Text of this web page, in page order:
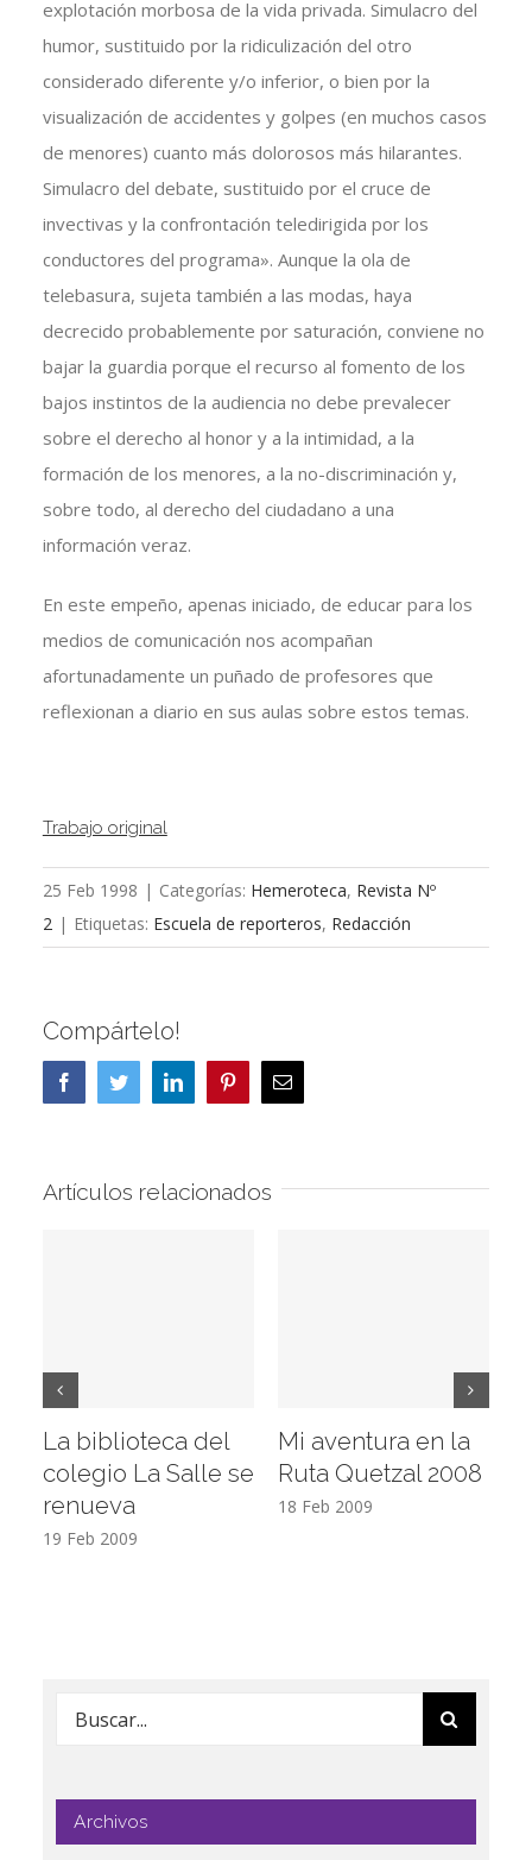
explotación morbosa de la vida privada. Simulacro del
humor, sustituido por la ridiculización del otro
considerado diferente y/o inferior, o bien por la
visualización de accidentes y golpes (en muchos casos
de menores) cuanto más dolorosos más hilarantes.
Simulacro del debate, sustituido por el cruce de
invectivas y la confrontación teledirigida por los
conductores del programa». Aunque la ola de
telebasura, sujeta también a las modas, haya
decrecido probablemente por saturación, conviene no
bajar la guardia porque el recurso al fomento de los
bajos instintos de la audiencia no debe prevalecer
sobre el derecho al honor y a la intimidad, a la
formación de los menores, a la no-discriminación y,
sobre todo, al derecho del ciudadano a una
información veraz.
En este empeño, apenas iniciado, de educar para los
medios de comunicación nos acompañan
afortunadamente un puñado de profesores que
reflexionan a diario en sus aulas sobre estos temas.
Trabajo original
25 Feb 1998 | Categorías: Hemeroteca, Revista Nº
2 | Etiquetas: Escuela de reporteros, Redacción
Compártelo!
FacebookTwitterLinkedInPinterestCorreo
electrónico
Artículos relacionados
La biblioteca del
colegio La Salle se
renueva
19 Feb 2009
Mi aventura en la
Ruta Quetzal 2008
18 Feb 2009
Buscar:
Archivos